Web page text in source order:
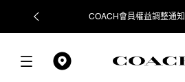
COACH會員權益調整通知